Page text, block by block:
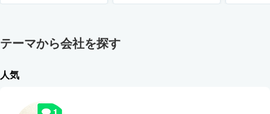
テーマから会社を探す
人気